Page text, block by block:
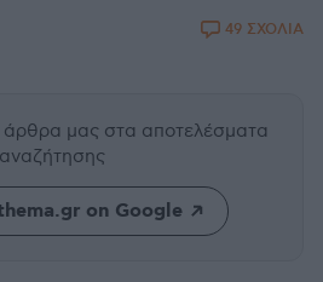
49 ΣΧΟΛΙΑ
άρθρα μας στα αποτελέσματα
αναζήτησης
on Google